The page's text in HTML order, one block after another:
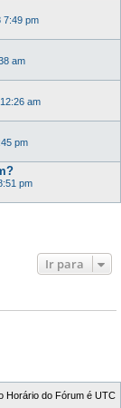
7:49 pm
am
am
pm
pm
Ir para
Horário do Fórum é UTC